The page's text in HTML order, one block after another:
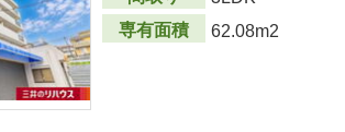
専有面積
62.08m2